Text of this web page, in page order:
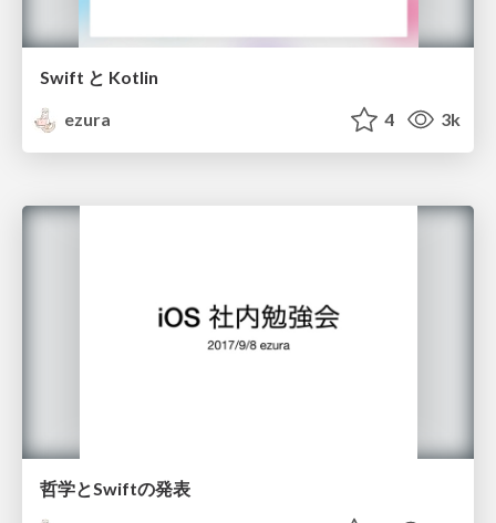
Swift と Kotlin
ezura
4 3k
哲学とSwiftの発表